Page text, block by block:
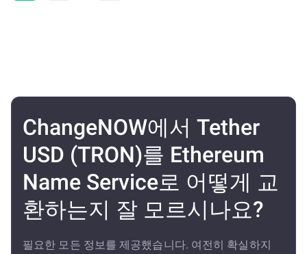
ChangeNOW에서 Tether
USD (TRON)를 Ethereum
Name Service로 어떻게 교
환하는지 잘 모르시나요?
필요한 모든 정보를 제공했습니다. 여전히 확실하지